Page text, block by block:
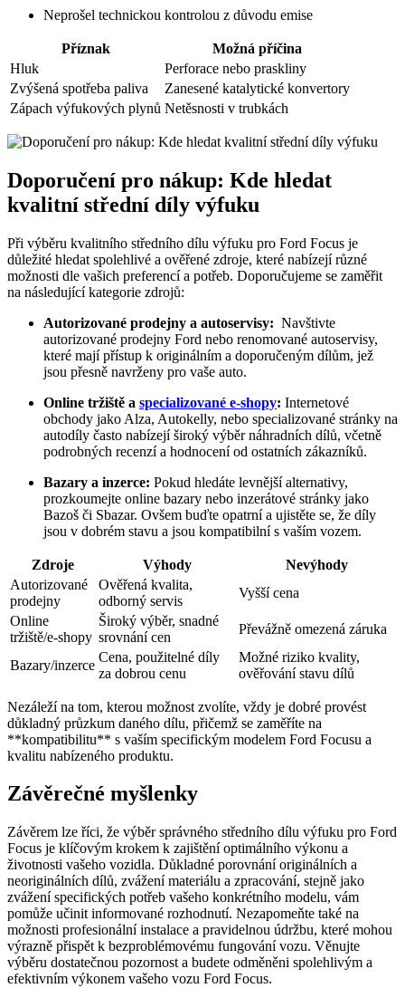
Neprošel technickou kontrolou‌ z důvodu emise
Příznak
Možná příčina
Hluk
Perforace nebo praskliny
Zvýšená spotřeba paliva
Zanesené ⁢katalytické konvertory
Zápach ‍výfukových plynů Netěsnosti ⁣v trubkách
Doporučení pro nákup: Kde hledat
kvalitní střední díly výfuku
Při výběru kvalitního středního dílu výfuku ​pro Ford Focus⁤ je
důležité hledat spolehlivé a ověřené zdroje, které nabízejí různé
možnosti dle vašich⁣ preferencí a potřeb.⁤ Doporučujeme se zaměřit
‌na následující kategorie ⁣zdrojů:
Autorizované prodejny a autoservisy: ⁢ Navštivte‌
autorizované ‌prodejny Ford nebo renomované autoservisy,
které mají přístup k originálním a doporučeným ⁤dílům, jež
jsou přesně ‌navrženy pro vaše auto.
Online tržiště a specializované e-shopy: Internetové
obchody jako Alza, Autokelly, nebo ‌specializované stránky na
autodíly často nabízejí široký výběr náhradních dílů, včetně
podrobných recenzí a hodnocení od ​ostatních zákazníků.
Bazary a inzerce: ​Pokud hledáte levnější alternativy,
prozkoumejte online ⁢bazary ​nebo inzerátové stránky⁣ jako‍
Bazoš ‌či Sbazar. Ovšem buďte opatrní a​ ujistěte se, že díly
jsou ‍v dobrém stavu‍ a jsou kompatibilní s ‍vaším vozem.
Zdroje Výhody
Nevýhody
Autorizované
prodejny
Ověřená kvalita,
odborný servis
Vyšší cena
Online
tržiště/e-shopy
Široký výběr, snadné
‍srovnání ⁣cen
Převážně omezená záruka
Bazary/inzerce
Cena, použitelné ⁢díly
za dobrou cenu
Možné ‌riziko​ kvality,
ověřování stavu dílů
Nezáleží na tom, kterou možnost zvolíte, vždy je‌ dobré provést
důkladný průzkum ‌daného dílu, přičemž ⁣se zaměříte⁣ na
**kompatibilitu** s vaším‍ specifickým⁤ modelem Ford Focusu a⁣
kvalitu ⁢nabízeného produktu.
Závěrečné myšlenky
Závěrem lze říci, že výběr ‌správného ​středního dílu výfuku pro Ford
Focus je klíčovým krokem k zajištění optimálního ⁤výkonu a
životnosti vašeho vozidla. Důkladné porovnání originálních a​
neoriginálních dílů, zvážení materiálu a zpracování, stejně jako
‍zvážení specifických potřeb vašeho​ konkrétního modelu, vám
pomůže učinit ⁤informované ​rozhodnutí. Nezapomeňte ‌také na
možnosti profesionální⁢ instalace a pravidelnou údržbu, které‍ mohou⁢
výrazně přispět k bezproblémovému fungování vozu. Věnujte
výběru ‌dostatečnou pozornost a budete odměněni spolehlivým a
efektivním ​výkonem​ vašeho vozu Ford Focus.